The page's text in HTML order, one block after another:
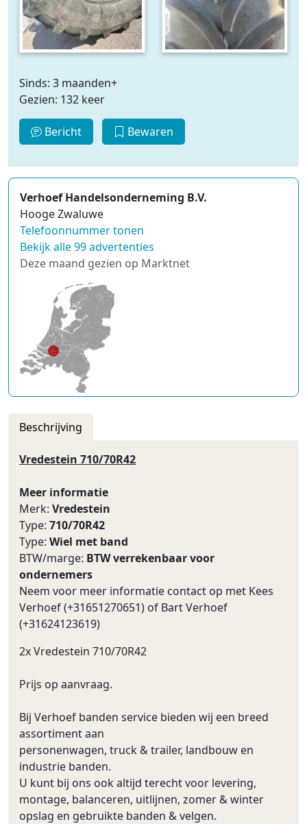
Sinds: 3 maanden+
Gezien: 132 keer
Bericht Bewaren
Verhoef Handelsonderneming B.V.
Hooge Zwaluwe
Telefoonnummer tonen
Bekijk alle 99 advertenties
Deze maand gezien op Marktnet
Beschrijving
Vredestein 710/70R42
Meer informatie
Merk: Vredestein
Type: 710/70R42
Type: Wiel met band
BTW/marge: BTW verrekenbaar voor
ondernemers
Neem voor meer informatie contact op met Kees
Verhoef (+31651270651) of Bart Verhoef
(+31624123619)
2x Vredestein 710/70R42
Prijs op aanvraag.
Bij Verhoef banden service bieden wij een breed
assortiment aan
personenwagen, truck & trailer, landbouw en
industrie banden.
U kunt bij ons ook altijd terecht voor levering,
montage, balanceren, uitlijnen, zomer & winter
opslag en gebruikte banden & velgen.